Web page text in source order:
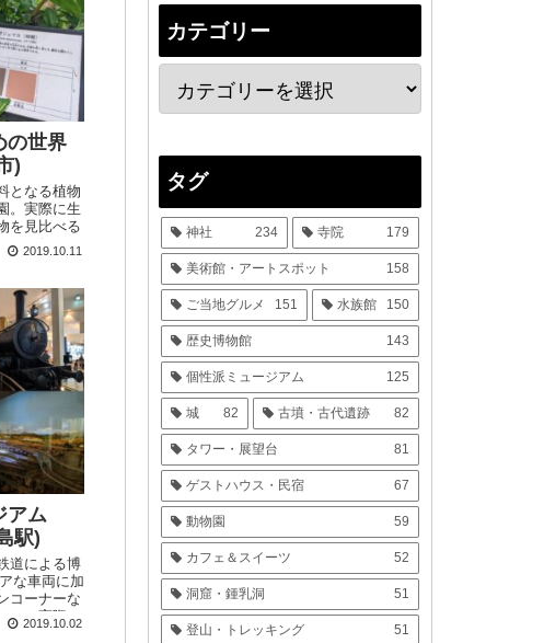
の世界
)
となる植物
。実際に生
を見比べる
とでしょ
2019.10.11
アム
駅)
道による博
な車両に加
コーナーな
ム。実際の
ッチングプ
2019.10.02
カテゴリー
タグ
神社 234 寺院 179
美術館・アートスポット 158
ご当地グルメ 151 水族館 150
歴史博物館 143
個性派ミュージアム 125
城 82 古墳・古代遺跡 82
タワー・展望台 81
ゲストハウス・民宿 67
動物園 59
カフェ＆スイーツ 52
洞窟・鍾乳洞 51
登山・トレッキング 51